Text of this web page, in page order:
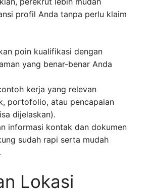
profil Anda tanpa perlu klaim
poin kualifikasi dengan
yang benar-benar Anda
kerja yang relevan
portofolio, atau pencapaian
dijelaskan).
informasi kontak dan dokumen
sudah rapi serta mudah
Lokasi